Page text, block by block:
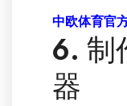
中欧体育官
6. 制
器